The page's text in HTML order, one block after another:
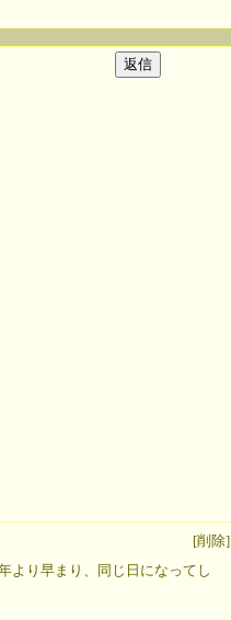
[削除]
より早まり、同じ日になってし